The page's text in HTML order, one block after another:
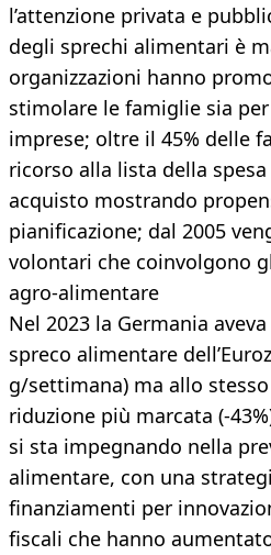
l’attenzione privata e
degli sprechi alimentari è
organizzazioni hanno
stimolare le famiglie sia
imprese; oltre il 45% delle
ricorso alla lista della
acquisto mostrando
pianificazione; dal 2005
volontari che coinvolgono
agro-alimentare
Nel 2023 la Germania
spreco alimentare
g/settimana) ma allo
riduzione più marcata (-
si sta impegnando nella
alimentare, con una
finanziamenti per
fiscali che hanno